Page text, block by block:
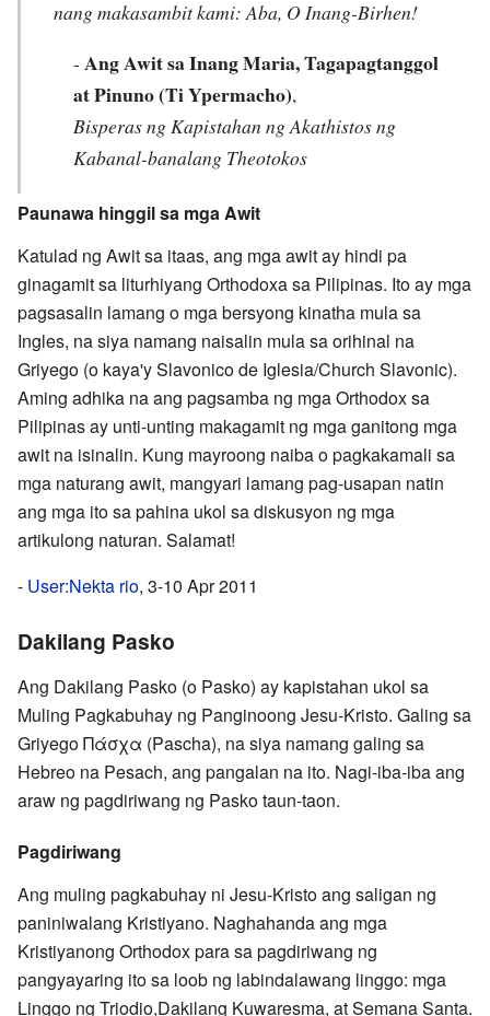
nang makasambit kami: Aba, O Inang-Birhen!
- Ang Awit sa Inang Maria, Tagapagtanggol
at Pinuno (Ti Ypermacho),
Bisperas ng Kapistahan ng Akathistos ng
Kabanal-banalang Theotokos
Paunawa hinggil sa mga Awit
Katulad ng Awit sa itaas, ang mga awit ay hindi pa
ginagamit sa liturhiyang Orthodoxa sa Pilipinas. Ito ay mga
pagsasalin lamang o mga bersyong kinatha mula sa
Ingles, na siya namang naisalin mula sa orihinal na
Griyego (o kaya'y Slavonico de Iglesia/Church Slavonic).
Aming adhika na ang pagsamba ng mga Orthodox sa
Pilipinas ay unti-unting makagamit ng mga ganitong mga
awit na isinalin. Kung mayroong naiba o pagkakamali sa
mga naturang awit, mangyari lamang pag-usapan natin
ang mga ito sa pahina ukol sa diskusyon ng mga
artikulong naturan. Salamat!
- User:Nekta rio, 3-10 Apr 2011
Dakilang Pasko
Ang Dakilang Pasko (o Pasko) ay kapistahan ukol sa
Muling Pagkabuhay ng Panginoong Jesu-Kristo. Galing sa
Griyego Πάσχα (Pascha), na siya namang galing sa
Hebreo na Pesach, ang pangalan na ito. Nagi-iba-iba ang
araw ng pagdiriwang ng Pasko taun-taon.
Pagdiriwang
Ang muling pagkabuhay ni Jesu-Kristo ang saligan ng
paniniwalang Kristiyano. Naghahanda ang mga
Kristiyanong Orthodox para sa pagdiriwang ng
pangyayaring ito sa loob ng labindalawang linggo: mga
Linggo ng Triodio,Dakilang Kuwaresma, at Semana Santa.